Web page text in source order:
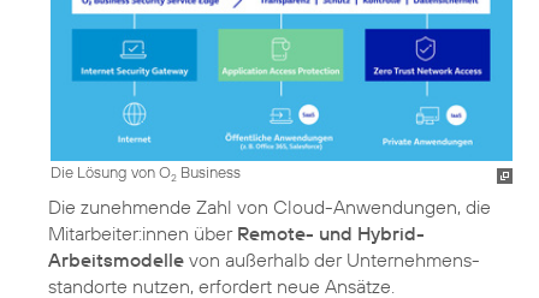
Die Lösung von O2 Business
Die zunehmende Zahl von Cloud-Anwendungen, die
Mitarbeiter:innen über Remote- und Hybrid-
Arbeitsmodelle von außerhalb der Unternehmens­
standorte nutzen, erfordert neue Ansätze.